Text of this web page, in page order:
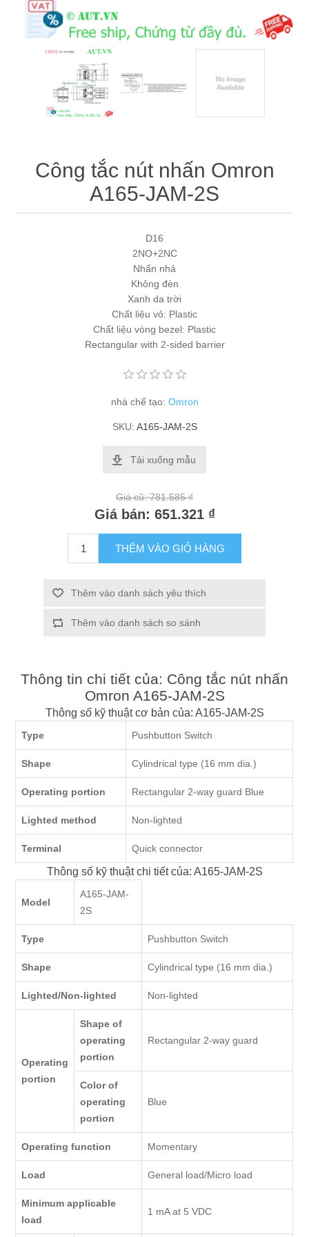
Máy tính công nghiệp
Động cơ servo 2 phase
Động cơ bước 2 phase
Quạt thông gió
Chưa Phân Loại
Phụ Kiện Schneider
Công tắc nút nhấn Omron
A165-JAM-2S
D16
2NO+2NC
Nhấn nhả
Không đèn
Xanh da trời
Chất liệu vỏ: Plastic
Chất liệu vòng bezel: Plastic
Rectangular with 2-sided barrier
nhà chế tạo: Omron
SKU: A165-JAM-2S
Tải xuống mẫu
Giá cũ: 781.585 ₫
Giá bán: 651.321 ₫
THÊM VÀO GIỎ HÀNG
Thêm vào danh sách yêu thích
Thêm vào danh sách so sánh
Thông tin chi tiết của: Công tắc nút nhấn
Omron A165-JAM-2S
Thông số kỹ thuật cơ bản của: A165-JAM-2S
Type Pushbutton Switch
Shape Cylindrical type (16 mm dia.)
Operating portion Rectangular 2-way guard Blue
Lighted method Non-lighted
Terminal Quick connector
Thông số kỹ thuật chi tiết của: A165-JAM-2S
Model
A165-JAM-
2S
Type Pushbutton Switch
Shape Cylindrical type (16 mm dia.)
Lighted/Non-lighted Non-lighted
Operating
portion
Shape of
operating
portion
Rectangular 2-way guard
Color of
operating
portion
Blue
Operating function Momentary
Load General load/Micro load
Minimum applicable
load
1 mA at 5 VDC